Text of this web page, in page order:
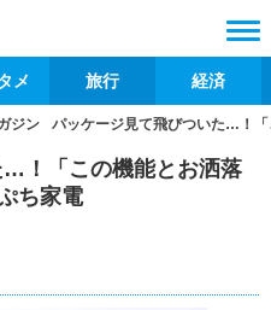
メ 旅行 経済
ジン パッケージ見て飛びついた…！
！「この機能とお洒落
ち家電